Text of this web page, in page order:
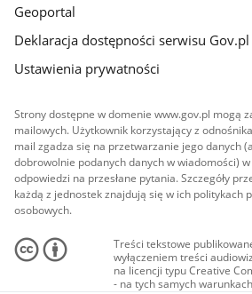
Geoportal
Deklaracja dostępności serwisu Gov.pl
Ustawienia prywatności
Strony dostępne w domenie www.gov.pl mogą
mailowych. Użytkownik korzystający z
mail zgadza się na przetwarzanie jego danych
dobrowolnie podanych danych w wiadomości) w
odpowiedzi na przesłane pytania. Szczegóły
każdą z jednostek znajdują się w ich politykach
osobowych.
Treści tekstowe
wyłączeniem treści
na licencji typu Creative
- na tych samych